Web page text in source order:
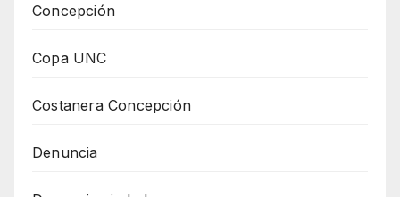
Concepción
Copa UNC
Costanera Concepción
Denuncia